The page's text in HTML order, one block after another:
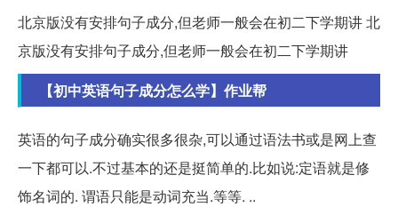
北京版没有安排句子成分,但老师一般会在初二下学期讲 北
京版没有安排句子成分,但老师一般会在初二下学期讲
【初中英语句子成分怎么学】作业帮
英语的句子成分确实很多很杂,可以通过语法书或是网上查
一下都可以.不过基本的还是挺简单的.比如说:定语就是修
饰名词的. 谓语只能是动词充当.等等. ..